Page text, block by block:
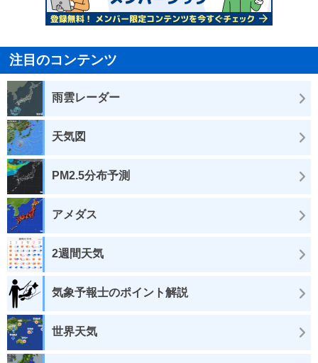
注目のコンテンツ
雨雲レーダー
天気図
PM2.5分布予測
アメダス
2週間天気
気象予報士のポイント解説
世界天気